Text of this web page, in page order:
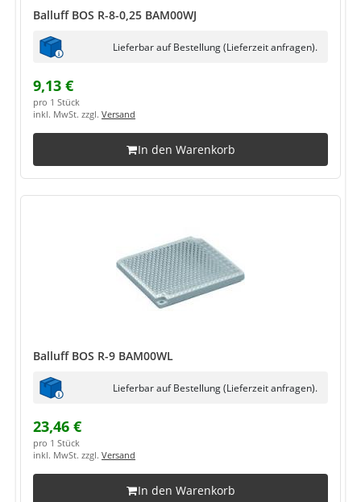
Balluff BOS R-8-0,25 BAM00WJ
Lieferbar auf Bestellung (Lieferzeit anfragen).
9,13 €
pro 1 Stück
inkl. MwSt. zzgl. Versand
In den Warenkorb
Balluff BOS R-9 BAM00WL
Lieferbar auf Bestellung (Lieferzeit anfragen).
23,46 €
pro 1 Stück
inkl. MwSt. zzgl. Versand
In den Warenkorb